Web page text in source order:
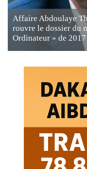
Affaire Abdoulaye
rouvre le dossier du
Ordinateur » de 2017